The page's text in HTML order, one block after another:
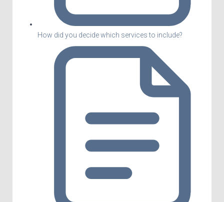
How did you decide which services to include?